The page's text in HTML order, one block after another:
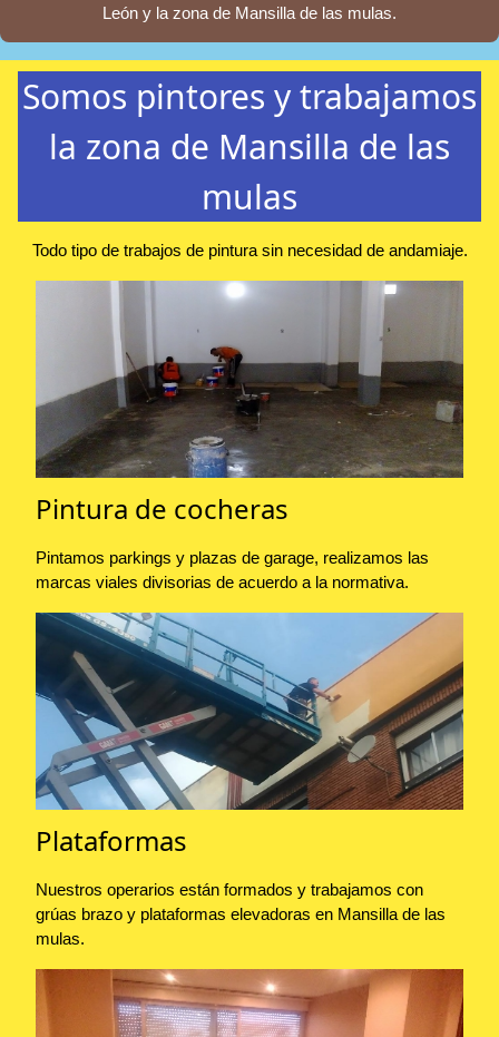
León y la zona de Mansilla de las mulas.
Somos pintores y trabajamos
la zona de Mansilla de las
mulas
Todo tipo de trabajos de pintura sin necesidad de andamiaje.
Pintura de cocheras
Pintamos parkings y plazas de garage, realizamos las
marcas viales divisorias de acuerdo a la normativa.
Plataformas
Nuestros operarios están formados y trabajamos con
grúas brazo y plataformas elevadoras en Mansilla de las
mulas.